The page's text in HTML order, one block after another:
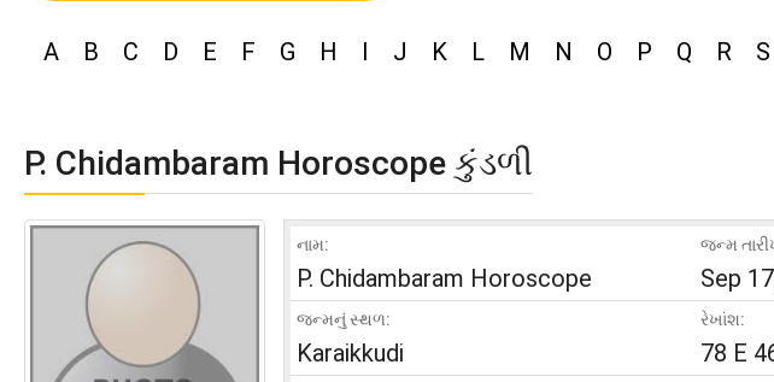
A B C D E F G H I J K L M N O P Q R S
P. Chidambaram Horoscope કુંડળી
નામ:
P. Chidambaram Horoscope
જન્મ
Sep
જન્મનું સ્થળ:
Karaikkudi
રેખાંશ:
78 E